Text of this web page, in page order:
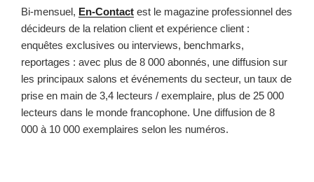
Bi-mensuel, En-Contact est le magazine professionnel des
décideurs de la relation client et expérience client :
enquêtes exclusives ou interviews, benchmarks,
reportages : avec plus de 8 000 abonnés, une diffusion sur
les principaux salons et événements du secteur, un taux de
prise en main de 3,4 lecteurs / exemplaire, plus de 25 000
lecteurs dans le monde francophone. Une diffusion de 8
000 à 10 000 exemplaires selon les numéros.